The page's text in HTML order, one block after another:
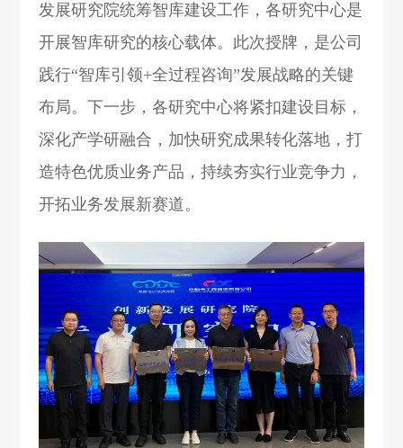
发展研究院统筹智库建设工作，各研究中心是
开展智库研究的核心载体。此次授牌，是公司
践行“智库引领+全过程咨询”发展战略的关键
布局。下一步，各研究中心将紧扣建设目标，
深化产学研融合，加快研究成果转化落地，打
造特色优质业务产品，持续夯实行业竞争力，
开拓业务发展新赛道。